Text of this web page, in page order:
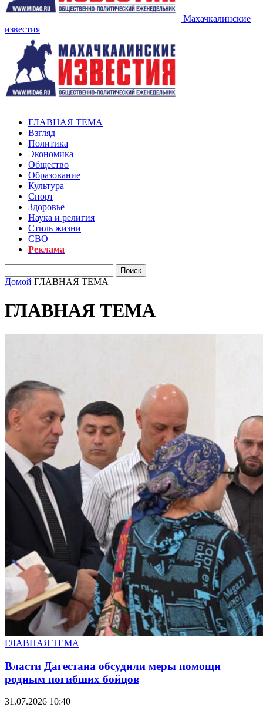
Махачкалинские
известия
ГЛАВНАЯ ТЕМА
Взгляд
Политика
Экономика
Общество
Образование
Культура
Спорт
Здоровье
Наука и религия
Стиль жизни
СВО
Реклама
Домой ГЛАВНАЯ ТЕМА
ГЛАВНАЯ ТЕМА
ГЛАВНАЯ ТЕМА
Власти Дагестана обсудили меры помощи
родным погибших бойцов
31.07.2026 10:40